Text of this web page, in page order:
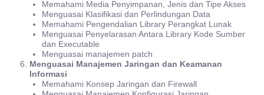
Memahami Media Penyimpanan, Jenis dan Tipe Akses
Menguasai Klasifikasi dan Perlindungan Data
Memahami Pengendalian Library Perangkat Lunak
Menguasai Penyelarasan Antara Library Kode Sumber
dan Executable
Menguasai manajemen patch
Menguasai Manajemen Jaringan dan Keamanan
Informasi
Memahami Konsep Jaringan dan Firewall